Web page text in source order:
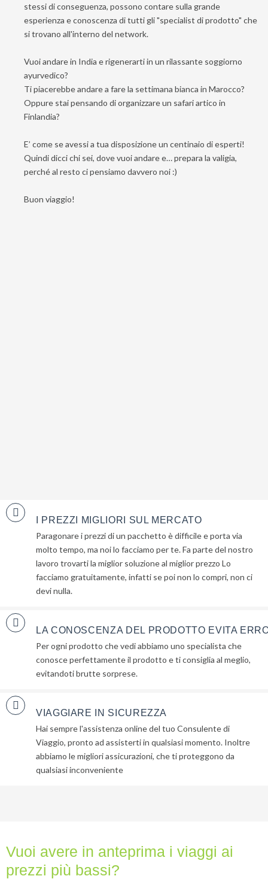
stessi di conseguenza, possono contare sulla grande
esperienza e conoscenza di tutti gli "specialist di prodotto" che
si trovano all'interno del network.
Vuoi andare in India e rigenerarti in un rilassante soggiorno
ayurvedico?
Ti piacerebbe andare a fare la settimana bianca in Marocco?
Oppure stai pensando di organizzare un safari artico in
Finlandia?
E’ come se avessi a tua disposizione un centinaio di esperti!
Quindi dicci chi sei, dove vuoi andare e… prepara la valigia,
perché al resto ci pensiamo davvero noi :)
Buon viaggio!
I PREZZI MIGLIORI SUL MERCATO
Paragonare i prezzi di un pacchetto è difficile e porta via
molto tempo, ma noi lo facciamo per te. Fa parte del nostro
lavoro trovarti la miglior soluzione al miglior prezzo Lo
facciamo gratuitamente, infatti se poi non lo compri, non ci
devi nulla.
LA CONOSCENZA DEL PRODOTTO EVITA
Per ogni prodotto che vedi abbiamo uno specialista che
conosce perfettamente il prodotto e ti consiglia al meglio,
evitandoti brutte sorprese.
VIAGGIARE IN SICUREZZA
Hai sempre l'assistenza online del tuo Consulente di
Viaggio, pronto ad assisterti in qualsiasi momento. Inoltre
abbiamo le migliori assicurazioni, che ti proteggono da
qualsiasi inconveniente
Vuoi avere in anteprima i viaggi ai
prezzi più bassi?